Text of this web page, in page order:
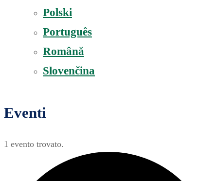
Polski
Português
Română
Slovenčina
Eventi
1 evento trovato.